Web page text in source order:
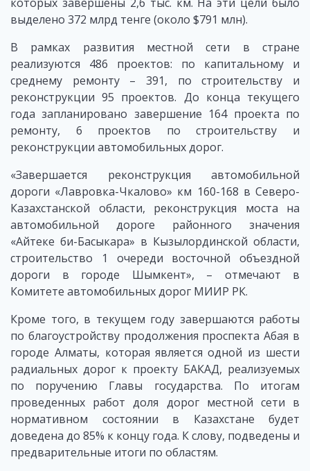
выделено 372 млрд тенге (около $791 млн).
В рамках развития местной сети в стране
реализуются 486 проектов: по капитальному и
среднему ремонту – 391, по строительству и
реконструкции 95 проектов. До конца текущего
года запланировано завершение 164 проекта по
ремонту, 6 проектов по строительству и
реконструкции автомобильных дорог.
«Завершается реконструкция автомобильной
дороги «Лавровка-Чкалово» км 160-168 в Северо-
Казахстанской области, реконструкция моста на
автомобильной дороге районного значения
«Айтеке би-Басыкара» в Кызылординской области,
строительство 1 очереди восточной объездной
дороги в городе Шымкент», – отмечают в
Комитете автомобильных дорог МИИР РК.
Кроме того, в текущем году завершаются работы
по благоустройству продолжения проспекта Абая в
городе Алматы, которая является одной из шести
радиальных дорог к проекту БАКАД, реализуемых
по поручению Главы государства. По итогам
проведенных работ доля дорог местной сети в
нормативном состоянии в Казахстане будет
доведена до 85% к концу года. К слову, подведены и
предварительные итоги по областям.